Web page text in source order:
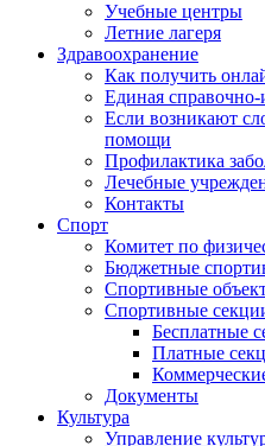
Учебные центры
Летние лагеря
Здравоохранение
Как получить
Единая
Если возникают
помощи
Профилактика
Лечебные
Контакты
Спорт
Комитет по
Бюджетные
Спортивные
Спортивные
Бесплатные
Платные
Документы
Культура
Управление